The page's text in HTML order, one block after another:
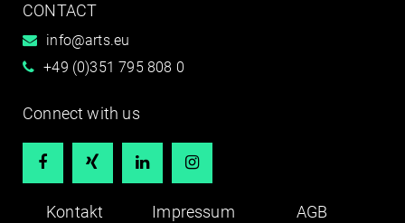
CONTACT
info@arts.eu
+49 (0)351 795 808 0
Connect with us
   
Kontakt Impressum AGB